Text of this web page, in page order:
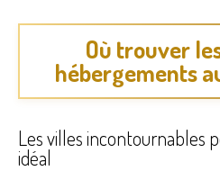
Où trouver
hébergements
Les villes incontournables
idéal